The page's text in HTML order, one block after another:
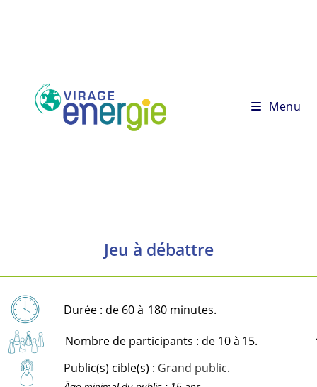
Menu
Jeu à débattre
Durée : de 60 à 180 minutes.
Nombre de participants : de 10 à 15.
Public(s) cible(s) : Grand public.